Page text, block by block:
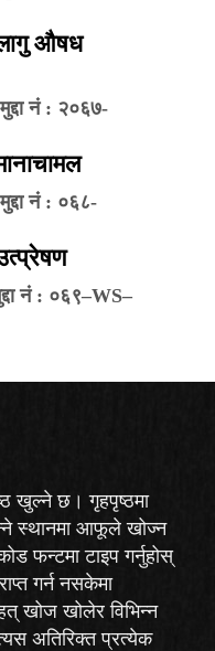
औषध
नं : २०६७-
नं : ०६८-
नं : ०६९–WS–
खुल्ने छ। गृहपृष्ठमा
स्थानमा आफूले खोज्न
फन्टमा टाइप गर्नुहोस्
गर्न नसकेमा
खोज खोलेर विभिन्न
अतिरिक्त प्रत्येक